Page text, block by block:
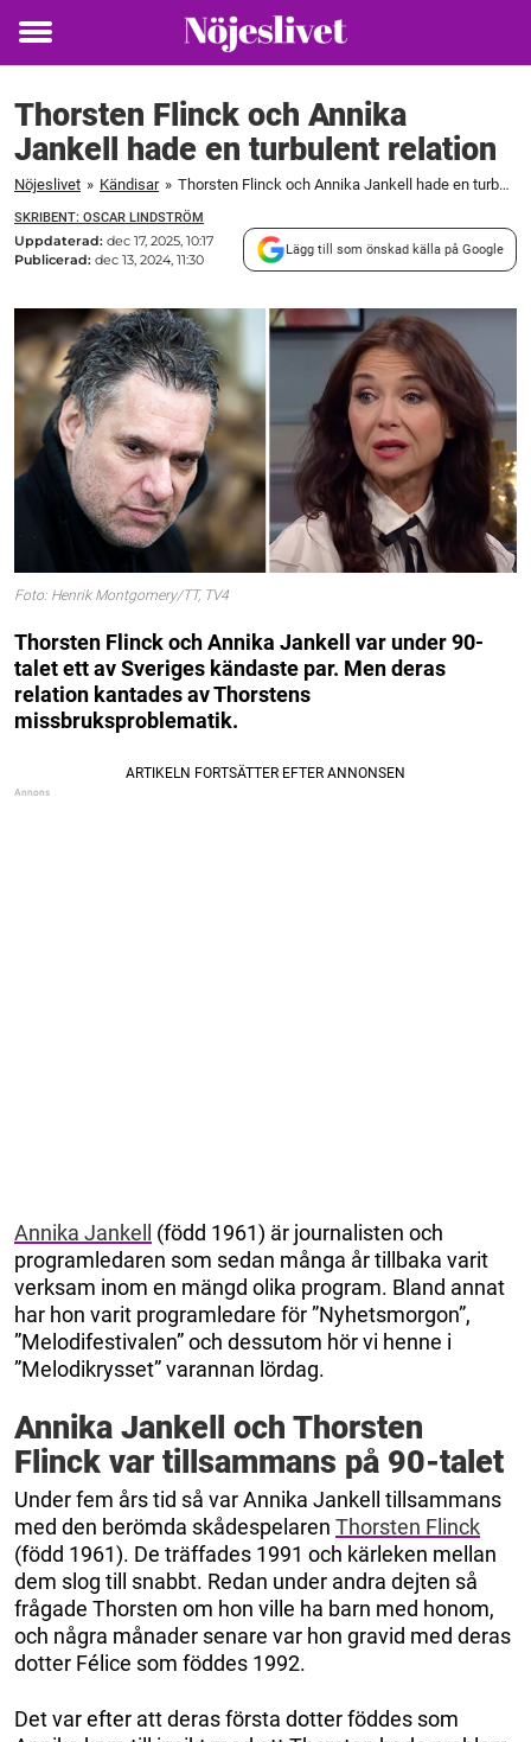
Toggle
Thorsten Flinck och Annika
Jankell hade en turbulent relation
Nöjeslivet » Kändisar » Thorsten Flinck och Annika Jankell hade en turbulent relation
SKRIBENT: OSCAR LINDSTRÖM
Uppdaterad: dec 17, 2025, 10:17
Publicerad: dec 13, 2024, 11:30
Lägg till som önskad källa på Google
Foto: Henrik Montgomery/TT, TV4
Thorsten Flinck och Annika Jankell var under 90-
talet ett av Sveriges kändaste par. Men deras
relation kantades av Thorstens
missbruksproblematik.
Annika Jankell
(född 1961) är journalisten och
programledaren som sedan många år tillbaka varit
verksam inom en mängd olika program. Bland annat
har hon varit programledare för ”Nyhetsmorgon”,
”Melodifestivalen” och dessutom hör vi henne i
”Melodikrysset” varannan lördag.
Annika Jankell och Thorsten
Flinck var tillsammans på 90-talet
Under fem års tid så var Annika Jankell tillsammans
med den berömda skådespelaren Thorsten Flinck
(född 1961). De träffades 1991 och kärleken mellan
dem slog till snabbt. Redan under andra dejten så
frågade Thorsten om hon ville ha barn med honom,
och några månader senare var hon gravid med deras
dotter Félice som föddes 1992.
Det var efter att deras första dotter föddes som